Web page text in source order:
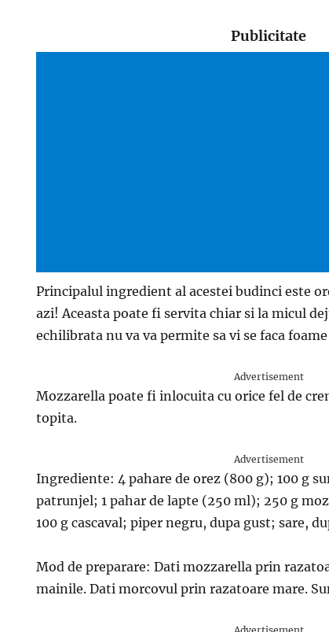
Publicitate
Principalul ingredient al acestei budinci este
azi! Aceasta poate fi servita chiar si la micul
echilibrata nu va va permite sa vi se faca
Advertisement
Mozzarella poate fi inlocuita cu orice fel de
topita.
Advertisement
Ingrediente: 4 pahare de orez (800 g); 100 g
patrunjel; 1 pahar de lapte (250 ml); 250 g
100 g cascaval; piper negru, dupa gust; sare,
Mod de preparare: Dati mozzarella prin
mainile. Dati morcovul prin razatoare mare.